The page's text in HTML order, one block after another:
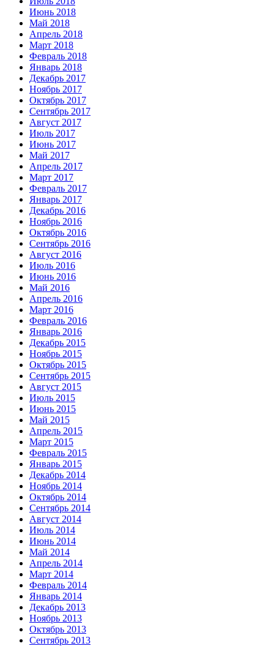
Июнь 2018
Май 2018
Апрель 2018
Март 2018
Февраль 2018
Январь 2018
Декабрь 2017
Ноябрь 2017
Октябрь 2017
Сентябрь 2017
Август 2017
Июль 2017
Июнь 2017
Май 2017
Апрель 2017
Март 2017
Февраль 2017
Январь 2017
Декабрь 2016
Ноябрь 2016
Октябрь 2016
Сентябрь 2016
Август 2016
Июль 2016
Июнь 2016
Май 2016
Апрель 2016
Март 2016
Февраль 2016
Январь 2016
Декабрь 2015
Ноябрь 2015
Октябрь 2015
Сентябрь 2015
Август 2015
Июль 2015
Июнь 2015
Май 2015
Апрель 2015
Март 2015
Февраль 2015
Январь 2015
Декабрь 2014
Ноябрь 2014
Октябрь 2014
Сентябрь 2014
Август 2014
Июль 2014
Июнь 2014
Май 2014
Апрель 2014
Март 2014
Февраль 2014
Январь 2014
Декабрь 2013
Ноябрь 2013
Октябрь 2013
Сентябрь 2013